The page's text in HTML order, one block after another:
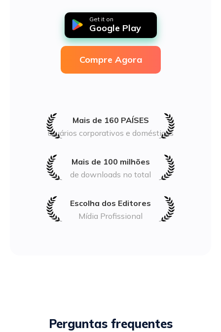
Get it on
Google Play
Compre Agora
Mais de 160 PAÍSES
usuários corporativos e domésticos
Mais de 100 milhões
de downloads no total
Escolha dos Editores
Mídia Profissional
Perguntas frequentes